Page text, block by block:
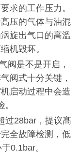
求的工作压力。
压的气体与油混
旋出气口的高溫
机毁坏。
阀是不是开启，
阀式十分关键，
启动过程中会造
过28bar，提议髙
全故障检测，低
0.1bar。